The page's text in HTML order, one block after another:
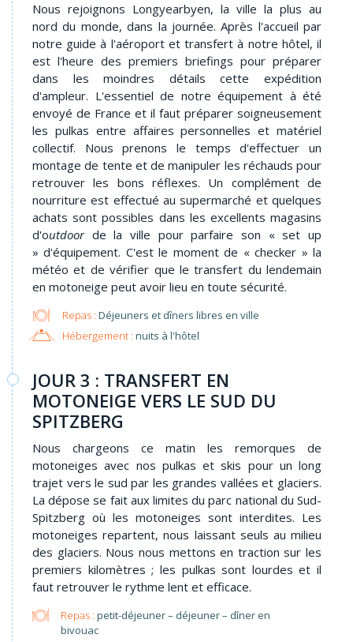
Nous rejoignons Longyearbyen, la ville la plus au
nord du monde, dans la journée. Après l'accueil par
notre guide à l'aéroport et transfert à notre hôtel, il
est l'heure des premiers briefings pour préparer
dans les moindres détails cette expédition
d'ampleur. L'essentiel de notre équipement à été
envoyé de France et il faut préparer soigneusement
les pulkas entre affaires personnelles et matériel
collectif. Nous prenons le temps d'effectuer un
montage de tente et de manipuler les réchauds pour
retrouver les bons réflexes. Un complément de
nourriture est effectué au supermarché et quelques
achats sont possibles dans les excellents magasins
d'outdoor de la ville pour parfaire son « set up
» d'équipement. C'est le moment de « checker » la
météo et de vérifier que le transfert du lendemain
en motoneige peut avoir lieu en toute sécurité.
Repas : Déjeuners et dîners libres en ville
Hébergement : nuits à l'hôtel
JOUR 3 : TRANSFERT EN
MOTONEIGE VERS LE SUD DU
SPITZBERG
Nous chargeons ce matin les remorques de
motoneiges avec nos pulkas et skis pour un long
trajet vers le sud par les grandes vallées et glaciers.
La dépose se fait aux limites du parc national du Sud-
Spitzberg où les motoneiges sont interdites. Les
motoneiges repartent, nous laissant seuls au milieu
des glaciers. Nous nous mettons en traction sur les
premiers kilomètres ; les pulkas sont lourdes et il
faut retrouver le rythme lent et efficace.
Repas : petit-déjeuner – déjeuner – dîner en
bivouac